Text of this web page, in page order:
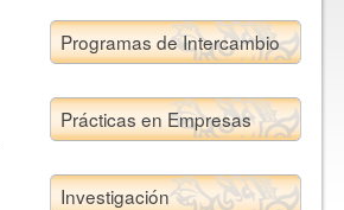
Programas de Intercambio
Prácticas en Empresas
Investigación